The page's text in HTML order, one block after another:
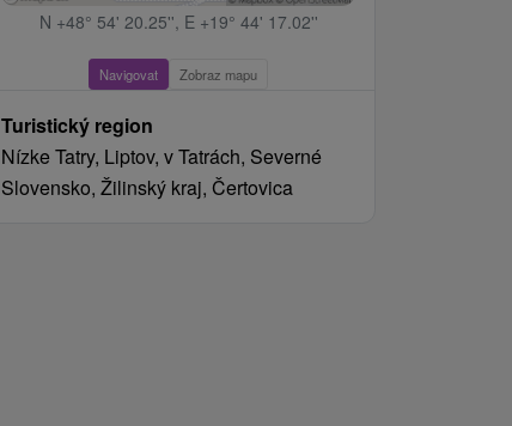
N +48° 54' 20.25'', E +19° 44' 17.02''
Navigovat Zobraz mapu
Turistický region
Nízke Tatry, Liptov, v Tatrách, Severné
Slovensko, Žilinský kraj, Čertovica